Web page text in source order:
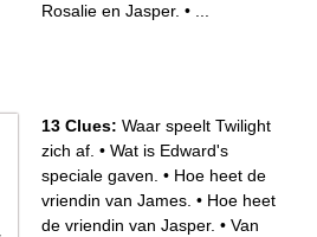
Rosalie en Jasper. •
13 Clues: Waar speelt Twilight
zich af. • Wat is Edward's
speciale gaven. • Hoe heet de
vriendin van James. • Hoe heet
de vriendin van Jasper. • Van